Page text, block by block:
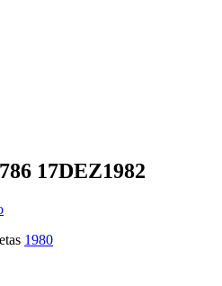
17DEZ1982
1980